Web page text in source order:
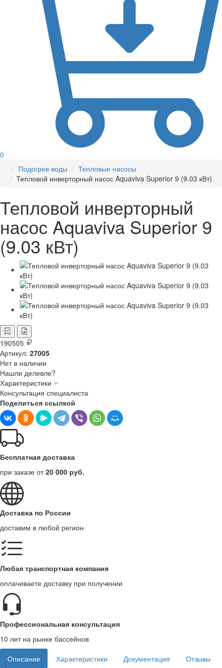
0
Подогрев воды
Тепловые насосы
Тепловой инверторный насос Aquaviva Superior 9 (9.03 кВт)
Тепловой инверторный
насос Aquaviva Superior 9
(9.03 кВт)
190505
Артикул: 27005
Нет в наличии
Нашли делевле?
Характеристики
Консультация специалиста
Поделиться ссылкой
Бесплатная доставка
при заказе от20 000 руб.
Доставка по России
доставим в любой регион
Любая транспортная компания
оплачиваете доставку при получении
Профессиональная консультация
10 лет на рынке бассейнов
Описание
Характеристики Документация
Отзывы